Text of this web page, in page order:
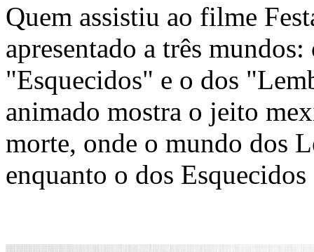
Quem assistiu ao filme
apresentado a três
"Esquecidos" e o dos
animado mostra o jeito
morte, onde o mundo dos
enquanto o dos